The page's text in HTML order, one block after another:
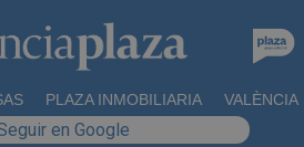
PLAZA INMOBILIARIA VALÈNCIA
en Google